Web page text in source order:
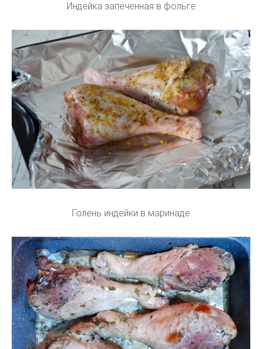
Индейка запеченная в фольге
Голень индейки в маринаде